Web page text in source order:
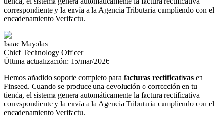
correspondiente y la envía a la Agencia Tributaria cumpliendo con el
encadenamiento Verifactu.
Isaac Mayolas
Chief Technology Officer
Última actualización: 15/mar/2026
Hemos añadido soporte completo para facturas rectificativas en
Finseed. Cuando se produce una devolución o corrección en tu
tienda, el sistema genera automáticamente la factura rectificativa
correspondiente y la envía a la Agencia Tributaria cumpliendo con el
encadenamiento Verifactu.